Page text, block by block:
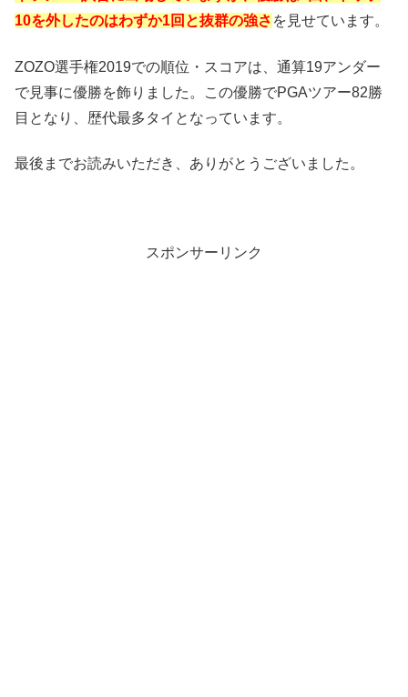
10を外したのはわずか1回と抜群の強さ を見せています。
ZOZO選手権2019での順位・スコアは、通算19アンダー
で見事に優勝を飾りました。この優勝でPGAツアー82勝
目となり、歴代最多タイとなっています。
最後までお読みいただき、ありがとうございました。
スポンサーリンク